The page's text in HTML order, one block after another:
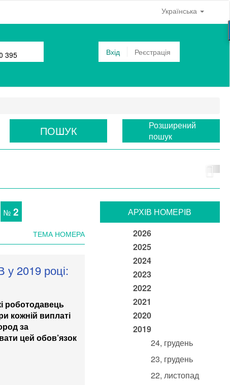
Українська
395 Вхід Реєстрація
ПОШУК
Розширений
пошук
№ 2
ТЕМА НОМЕРА
2019 році:
роботодавець
кожній виплаті
за
цей обов’язок
АРХIВ НОМЕРIВ
2026
2025
2024
2023
2022
2021
2020
2019
24, грудень
23, грудень
22, листопад